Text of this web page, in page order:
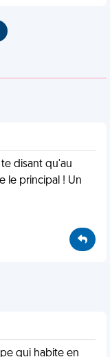
disant qu'au
le principal ! Un
qui habite en